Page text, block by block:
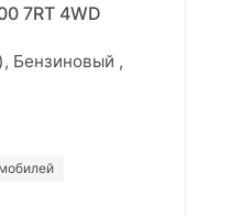
7RT 4WD
Бензиновый ,